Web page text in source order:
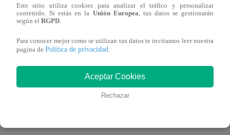
eres tú”: una historia de cartas y amor que
lo cambiará todo
También te puede
Este sitio utiliza cookies para analizar el tráfico y personalizar
contenido. Si estás en la Unión Europea , tus datos se gestionarán
según el RGPD
Para conocer mejor como se utilizan tus datos te invitamos leer nuestra
pagina de Política de privacidad
Aceptar Cookies
Rechazar